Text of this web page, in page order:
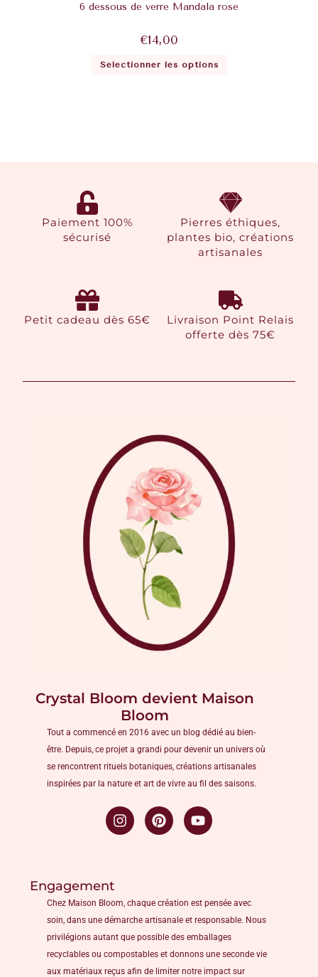
6 dessous de verre Mandala rose
€14,00
Sélectionner les options
Paiement 100%
sécurisé
Pierres éthiques,
plantes bio, créations
artisanales
Petit cadeau dès 65€
Livraison Point Relais
offerte dès 75€
Crystal Bloom devient Maison
Bloom
Tout a commencé en 2016 avec un blog dédié au bien-
être. Depuis, ce projet a grandi pour devenir un univers où
se rencontrent rituels botaniques, créations artisanales
inspirées par la nature et art de vivre au fil des saisons.
Engagement
Chez Maison Bloom, chaque création est pensée avec
soin, dans une démarche artisanale et responsable. Nous
privilégions autant que possible des emballages
recyclables ou compostables et donnons une seconde vie
aux matériaux reçus afin de limiter notre impact sur